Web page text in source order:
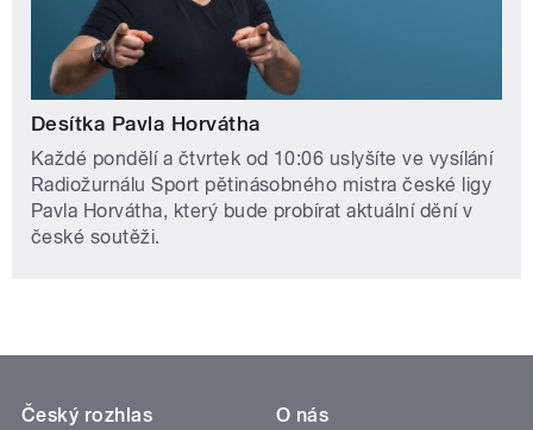
Desítka Pavla Horvátha
Každé pondělí a čtvrtek od 10:06 uslyšíte ve vysílání
Radiožurnálu Sport pětinásobného mistra české ligy
Pavla Horvátha, který bude probírat aktuální dění v
české soutěži.
Český rozhlas
O nás